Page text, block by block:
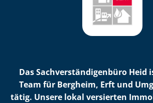
Das Sach­ver­stän­di­gen­bü­ro Heid
Team für Bergheim, Erft und
tätig. Unsere lokal versierten